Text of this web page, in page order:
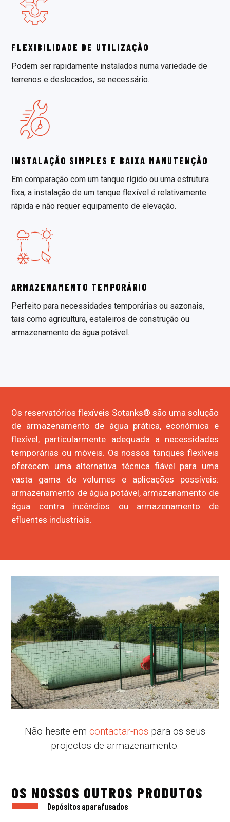
FLEXIBILIDADE DE UTILIZAÇÃO
Podem ser rapidamente instalados numa variedade de
terrenos e deslocados, se necessário.
INSTALAÇÃO SIMPLES E BAIXA MANUTENÇÃO
Em comparação com um tanque rígido ou uma estrutura
fixa, a instalação de um tanque flexível é relativamente
rápida e não requer equipamento de elevação.
ARMAZENAMENTO TEMPORÁRIO
Perfeito para necessidades temporárias ou sazonais,
tais como agricultura, estaleiros de construção ou
armazenamento de água potável.
Os reservatórios flexíveis Sotanks® são uma solução
de armazenamento de água prática, económica e
flexível, particularmente adequada a necessidades
temporárias ou móveis. Os nossos tanques flexíveis
oferecem uma alternativa técnica fiável para uma
vasta gama de volumes e aplicações possíveis:
armazenamento de água potável, armazenamento de
água contra incêndios ou armazenamento de
efluentes industriais.
Não hesite em contactar-nos para os seus
projectos de armazenamento.
OS NOSSOS OUTROS PRODUTOS
Depósitos aparafusados